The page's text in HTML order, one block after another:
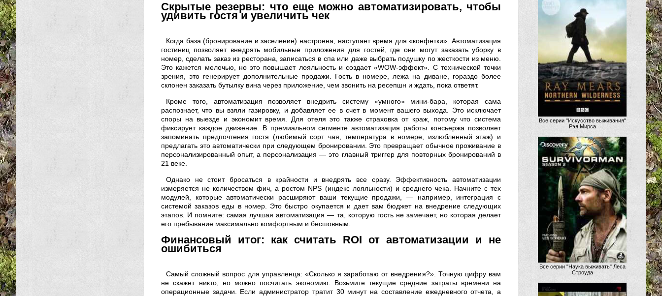
Скрытые резервы: что еще можно автоматизировать, чтобы
удивить гостя и увеличить чек
Когда база (бронирование и заселение) настроена, наступает время для «конфетки». Автоматизация
гостиниц позволяет внедрять мобильные приложения для гостей, где они могут заказать уборку в
номер, сделать заказ из ресторана, записаться в спа или даже выбрать подушку по жесткости из меню.
Это кажется мелочью, но это повышает лояльность и создает «WOW-эффект». С технической точки
зрения, это генерирует дополнительные продажи. Гость в номере, лежа на диване, гораздо более
склонен заказать бутылку вина через приложение, чем звонить на ресепшн и ждать, пока ответят.
Кроме того, автоматизация позволяет внедрить систему «умного» мини-бара, которая сама
распознает, что вы взяли газировку, и добавляет ее в счет в момент вашего выхода. Это исключает
споры на выезде и экономит время. Для отеля это также страховка от краж, потому что система
фиксирует каждое движение. В премиальном сегменте автоматизация работы консьержа позволяет
запоминать предпочтения гостя (любимый сорт чая, температура в номере, излюбленный этаж) и
предлагать это автоматически при следующем бронировании. Это превращает обычное проживание в
персонализированный опыт, а персонализация — это главный триггер для повторных бронирований в
21 веке.
Однако не стоит бросаться в крайности и внедрять все сразу. Эффективность автоматизации
измеряется не количеством фич, а ростом NPS (индекс лояльности) и среднего чека. Начните с тех
модулей, которые автоматически расширяют ваши текущие продажи, — например, интеграция с
системой заказов еды в номер. Это быстро окупается и дает вам бюджет на внедрение следующих
этапов. И помните: самая лучшая автоматизация — та, которую гость не замечает, но которая делает
его пребывание максимально комфортным и бесшовным.
Финансовый итог: как считать ROI от автоматизации и не
ошибиться
Самый сложный вопрос для управленца: «Сколько я заработаю от внедрения?». Точную цифру вам
не скажет никто, но можно посчитать экономию. Возьмите текущие средние затраты времени на
операционные задачи. Если администратор тратит 30 минут на составление ежедневного отчета, а
Все серии "Искусство выживания"
Рэя Мирса
Все серии "Наука выживать" Леса
Строуда